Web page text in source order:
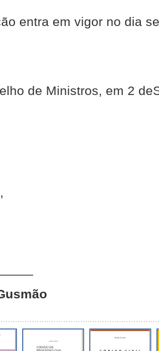
entra em vigor no dia
de Ministros, em 2